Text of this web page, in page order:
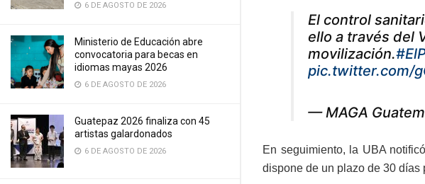
6 DE AGOSTO DE 2026
Ministerio de Educación abre
convocatoria para becas en
idiomas mayas 2026
6 DE AGOSTO DE 2026
Guatepaz 2026 finaliza con 45
artistas galardonados
6 DE AGOSTO DE 2026
El control
ello a través del
movilización.
pic.twitter.com/
— MAGA
En seguimiento, la UBA
dispone de un plazo de 30 días